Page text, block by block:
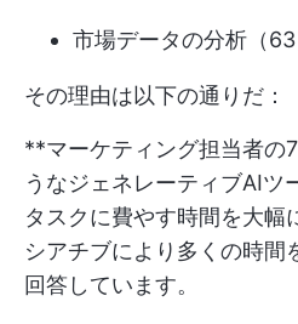
市場データの分析（63
その理由は以下の通りだ：
**マーケティング担当者の
うなジェネレーティブAIツ
タスクに費やす時間を大幅
シアチブにより多くの時間
回答しています。